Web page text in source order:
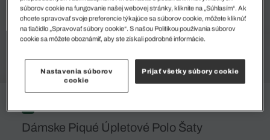
%
Dámske Piqué Úpletové Polo Šaty
súborov cookie na fungovanie našej webovej stránky, kliknite na „Súhlasím“. Ak
chcete spravovať svoje preferencie týkajúce sa súborov cookie, môžete kliknúť
na tlačidlo „Spravovať súbory cookie“. S našou Politikou používania súborov
cookie sa môžete oboznámiť, aby ste získali podrobné informácie.
Nastavenia súborov
cookie
Prijať všetky súbory cookie